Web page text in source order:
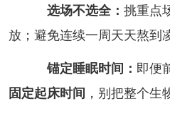
选场不选全： 挑重点
放；避免连续一周天天熬到
锚定睡眠时间： 即便
固定起床时间 ，别把整个生